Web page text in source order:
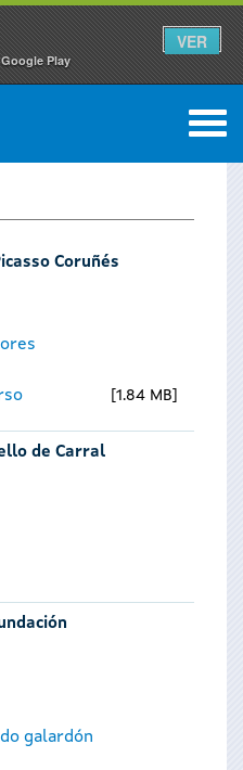
Play
VER
0
Coruñés
1.84 MB
de Carral
galardón